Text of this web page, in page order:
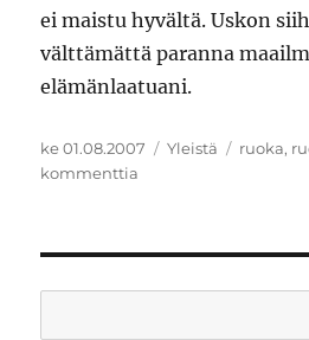
ei maistu hyvältä. Uskon
välttämättä paranna
elämänlaatuani.
Julkaistu
ke 01.08.2007 Kategoriat
Yleistä ruoka,
kommenttia
syö